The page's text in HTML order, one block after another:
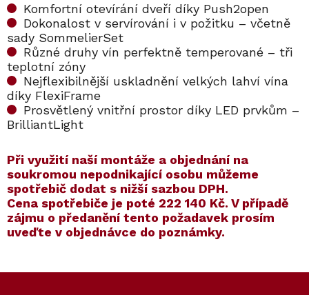
Komfortní otevírání dveří díky Push2open
Dokonalost v servírování i v požitku – včetně
sady SommelierSet
Různé druhy vín perfektně temperované – tři
teplotní zóny
Nejflexibilnější uskladnění velkých lahví vína
díky FlexiFrame
Prosvětlený vnitřní prostor díky LED prvkům –
BrilliantLight
​​Při využití naší montáže a objednání na
soukromou nepodnikající osobu můžeme
spotřebič dodat s nižší sazbou DPH.
Cena spotřebiče je poté 222 140 Kč. V případě
zájmu o předanění tento požadavek prosím
uveďte v objednávce do poznámky.